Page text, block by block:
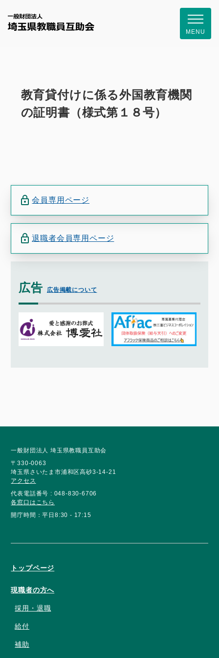
一般財団
MENU
教育貸付けに係る外国教育機関
の証明書（様式第１８号）
会員専用ページ
退職者会員専用ページ
広告 広告掲載について
一般財団法人 埼玉県教職員互助会
〒330-0063
埼玉県さいたま市浦和区高砂3-14-21
アクセス
代表電話番号 : 048-830-6706
各窓口はこちら
開庁時間：平日8:30 - 17:15
トップページ
現職者の方へ
採用・退職
給付
補助